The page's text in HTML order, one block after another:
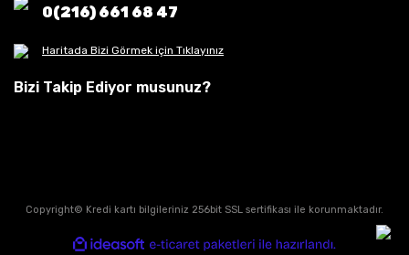
0(216) 661 68 47
Haritada Bizi Görmek için Tıklayınız
Bizi Takip Ediyor musunuz?
Copyright© Kredi kartı bilgileriniz 256bit SSL sertifikası ile korunmaktadır.
ideasoft
e-